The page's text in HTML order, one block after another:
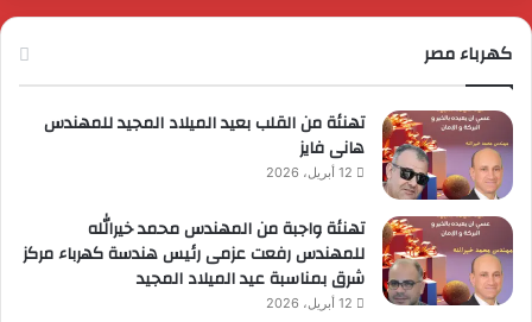
المجموعة
الوزارية
كهرباء مصر
تهنئة من القلب بعيد الميلاد المجيد للمهندس
هانى فايز
12 أبريل، 2026
تهنئة واجبة من المهندس محمد خيرالله
للمهندس رفعت عزمى رئيس هندسة كهرباء مركز
شرق بمناسبة عيد الميلاد المجيد
12 أبريل، 2026